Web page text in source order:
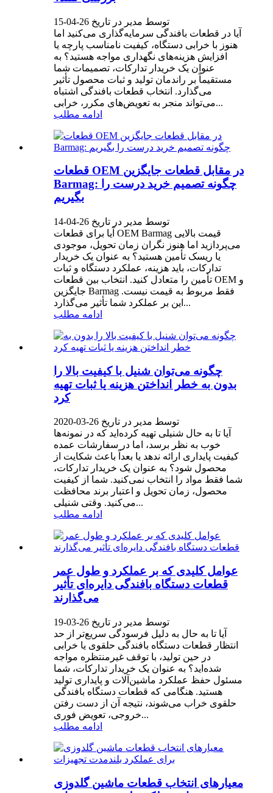
توسط مدیر در تاریخ 26-04-15
آیا در قطعات بافندگی سرمایه‌گذاری می‌کنید اما
هنوز با خرابی دستگاه، کیفیت نامناسب پارچه یا
افزایش هزینه‌های نگهداری مواجه هستید؟ به
عنوان یک خریدار تدارکات، تصمیمات شما
مستقیماً بر راندمان تولید و ثبات محصول تأثیر
می‌گذارد. انتخاب قطعات بافندگی اشتباه
می‌تواند منجر به تعویض‌های مکرر، خرابی...
ادامه مطلب
قطعات OEM در مقابل قطعات جایگزین
Barmag: چگونه تصمیم خرید درست را
بگیریم
توسط مدیر در تاریخ 26-04-14
آیا برای قطعات OEM Barmag قیمت بالایی
می‌پردازید اما هنوز نگران زمان تحویل، موجودی
یا ریسک تأمین هستید؟ به عنوان یک خریدار
تدارکات، باید هزینه، عملکرد دستگاه و ثبات
تأمین را متعادل کنید. انتخاب بین قطعات OEM و
جایگزین Barmag فقط مربوط به قیمت نیست.
این بر عملکرد شما تأثیر می‌گذارد...
ادامه مطلب
چگونه می‌توان شنیل با کیفیت بالا را
بدون به خطر انداختن هزینه یا ثبات تهیه
کرد
توسط مدیر در تاریخ 26-03-2020
آیا تا به حال شنیلی تهیه کرده‌اید که در نمونه‌ها
خوب به نظر برسد، اما در سفارشات عمده
کیفیت پایداری ارائه ندهد یا بعداً باعث شکایت از
محصول شود؟ به عنوان یک خریدار تدارکات،
شما فقط مواد را انتخاب نمی‌کنید. شما از کیفیت
محصول، زمان تحویل و اعتبار برند محافظت
می‌کنید. وقتی شنیلی...
ادامه مطلب
عوامل کلیدی که بر عملکرد و طول عمر
قطعات دستگاه بافندگی دایره‌ای تأثیر
می‌گذارند
توسط مدیر در تاریخ 26-03-19
آیا تا به حال به دلیل فرسودگی سریع‌تر از حد
انتظار قطعات دستگاه بافندگی حلقوی یا خرابی
در حین تولید، با توقف غیرمنتظره مواجه
شده‌اید؟ به عنوان یک خریدار تدارکات، شما
مسئول حفظ عملکرد ماشین‌آلات و پایداری تولید
هستید. هنگامی که قطعات دستگاه بافندگی
حلقوی خراب می‌شوند، نتیجه آن از دست رفتن
خروجی، تعویض فوری...
ادامه مطلب
معیارهای انتخاب قطعات ماشین گلدوزی